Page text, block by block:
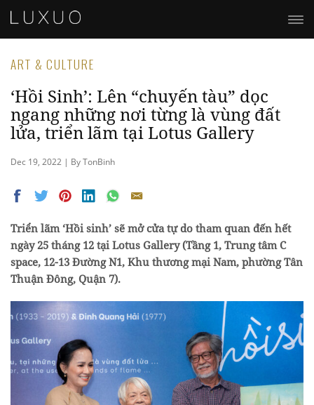
ART & CULTURE
‘Hồi Sinh’: Lên “chuyến tàu” dọc
ngang những nơi từng là vùng đất
lửa, triển lãm tại Lotus Gallery
Dec 19, 2022 | By TonBinh
Triển lãm ‘Hồi sinh’ sẽ mở cửa tự do tham quan đến hết
ngày 25 tháng 12 tại Lotus Gallery (Tầng 1, Trung tâm C
space, 12-13 Đường N1, Khu thương mại Nam, phường Tân
Thuận Đông, Quận 7).